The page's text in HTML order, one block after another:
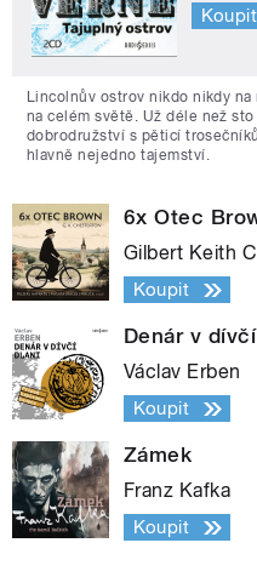
Koupit
Lincolnův ostrov nikdo nikdy
na celém světě. Už déle než
dobrodružství s pěticí
hlavně nejedno tajemství.
6x Otec
Gilbert Keith
Koupit
Denár v
Václav Erben
Koupit
Zámek
Franz Kafka
Koupit